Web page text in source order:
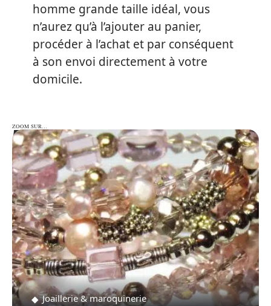
homme grande taille idéal, vous
n’aurez qu’à l’ajouter au panier,
procéder à l’achat et par conséquent
à son envoi directement à votre
domicile.
ZOOM SUR…
ZOOM SUR…
Joaillerie & maroquinerie